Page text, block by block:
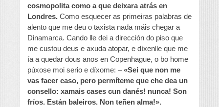
cosmopolita como a que deixara atrás en
Londres. Como esquecer as primeiras palabras de
alento que me deu o taxista nada máis chegar a
Dinamarca. Cando lle dei a dirección do piso que
me custou deus e axuda atopar, e díxenlle que me
ía a quedar dous anos en Copenhague, o bo home
púxose moi serio e díxome: –«Sei que non me
vas facer caso, pero permíteme que che dea un
consello: xamais cases cun danés! nunca! Son
fríos. Están baleiros. Non teñen alma!».